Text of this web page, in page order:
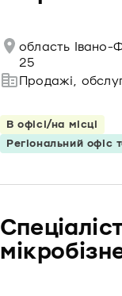
область Івано-
25
Продажі,
В офісі/на місці
Регіональний офіс